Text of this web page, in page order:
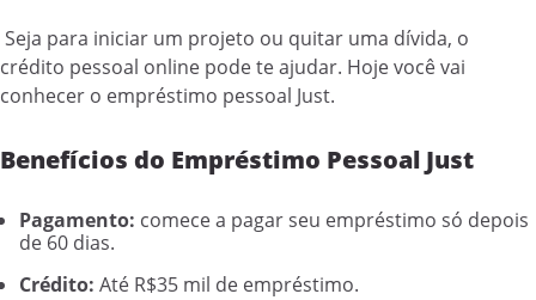
Seja para iniciar um projeto ou quitar uma dívida, o
crédito pessoal online pode te ajudar. Hoje você vai
conhecer o empréstimo pessoal Just.
Benefícios do Empréstimo Pessoal Just
Pagamento: comece a pagar seu empréstimo só depois
de 60 dias.
Crédito: Até R$35 mil de empréstimo.